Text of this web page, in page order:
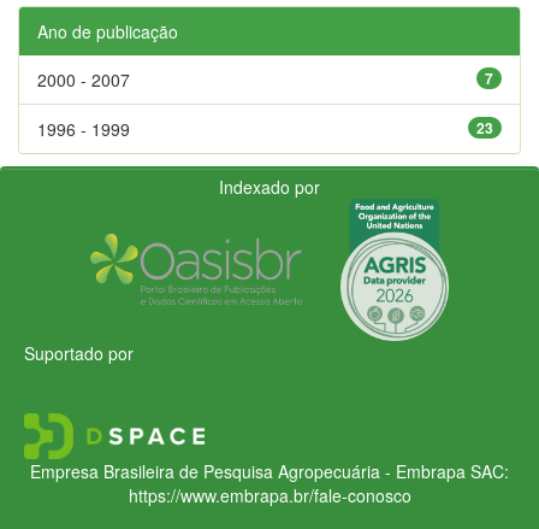
Ano de publicação
7
2000 - 2007
23
1996 - 1999
Indexado por
Suportado por
Empresa Brasileira de Pesquisa Agropecuária - Embrapa SAC:
https://www.embrapa.br/fale-conosco